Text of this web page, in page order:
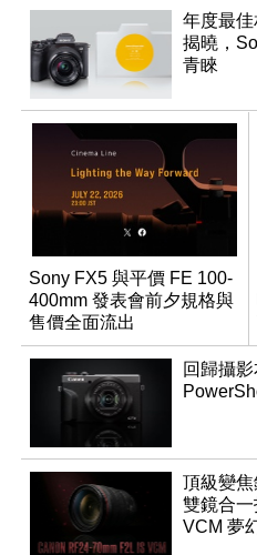
年度最
揭曉，
青睞
Sony FX5 與平價 FE 100-
400mm 發表會前夕規格與
售價全面流出
回歸攝
頂級變
雙鏡合
VCM 夢